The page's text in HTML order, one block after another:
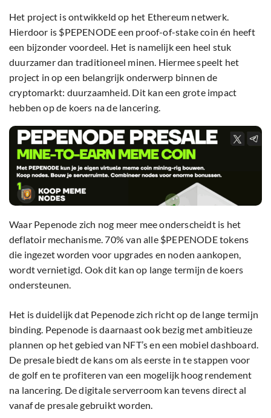
Het project is ontwikkeld op het Ethereum netwerk.
Hierdoor is $PEPENODE een proof-of-stake coin én heeft
een bijzonder voordeel. Het is namelijk een heel stuk
duurzamer dan traditioneel minen. Hiermee speelt het
project in op een belangrijk onderwerp binnen de
cryptomarkt: duurzaamheid. Dit kan een grote impact
hebben op de koers na de lancering.
Waar Pepenode zich nog meer mee onderscheidt is het
deflatoir mechanisme. 70% van alle $PEPENODE tokens
die ingezet worden voor upgrades en noden aankopen,
wordt vernietigd. Ook dit kan op lange termijn de koers
ondersteunen.
Het is duidelijk dat Pepenode zich richt op de lange termijn
binding. Pepenode is daarnaast ook bezig met ambitieuze
plannen op het gebied van NFT’s en een mobiel dashboard.
De presale biedt de kans om als eerste in te stappen voor
de golf en te profiteren van een mogelijk hoog rendement
na lancering. De digitale serverroom kan tevens direct al
vanaf de presale gebruikt worden.